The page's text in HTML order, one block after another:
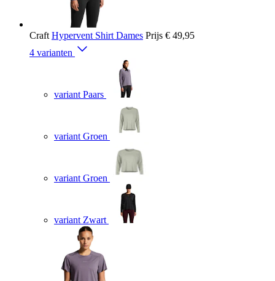
Craft Hypervent Shirt Dames Prijs € 49,95
4 varianten
variant Paars
variant Groen
variant Groen
variant Zwart